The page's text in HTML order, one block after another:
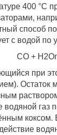
400 °С
способ
с водой по
СО +
при
Остаток
водяной газ
коксом.